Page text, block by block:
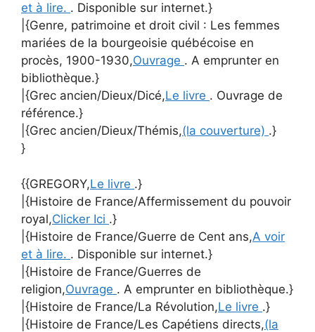
et à lire. . Disponible sur internet.}
|{Genre, patrimoine et droit civil : Les femmes
mariées de la bourgeoisie québécoise en
procès, 1900-1930,Ouvrage . A emprunter en
bibliothèque.}
|{Grec ancien/Dieux/Dicé,Le livre . Ouvrage de
référence.}
|{Grec ancien/Dieux/Thémis,(la couverture) .}
}
{{GREGORY,Le livre .}
|{Histoire de France/Affermissement du pouvoir
royal,Clicker Ici .}
|{Histoire de France/Guerre de Cent ans,A voir
et à lire. . Disponible sur internet.}
|{Histoire de France/Guerres de
religion,Ouvrage . A emprunter en bibliothèque.}
|{Histoire de France/La Révolution,Le livre .}
|{Histoire de France/Les Capétiens directs,(la